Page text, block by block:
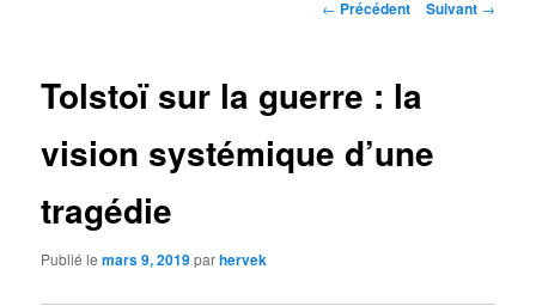
Navigation
← Précédent Suivant →
Tolstoï sur la guerre : la
vision systémique d’une
tragédie
Publié lemars 9, 2019parhervek